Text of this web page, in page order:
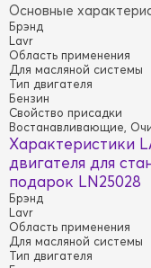
Основные
Брэнд
Lavr
Область применения
Для масляной системы
Тип двигателя
Бензин
Свойство присадки
Востанавливающие,
Характеристики
двигателя для
подарок LN25028
Брэнд
Lavr
Область применения
Для масляной системы
Тип двигателя